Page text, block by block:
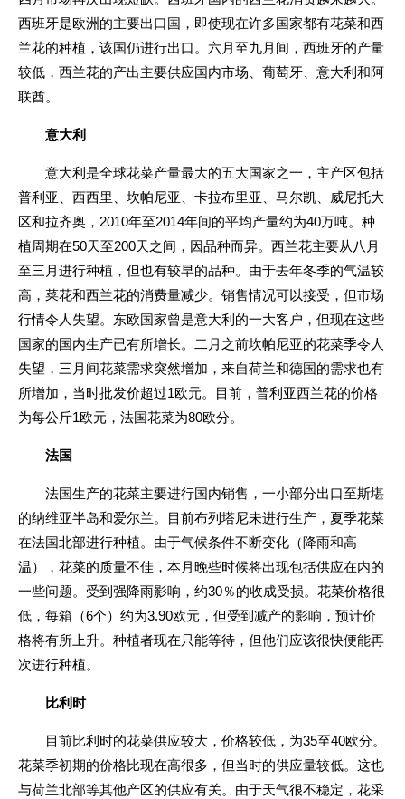
西班牙是欧洲的主要出口国，即使现在许多国家都有花菜和西
兰花的种植，该国仍进行出口。六月至九月间，西班牙的产量
较低，西兰花的产出主要供应国内市场、葡萄牙、意大利和阿
联酋。
意大利
意大利是全球花菜产量最大的五大国家之一，主产区包括
普利亚、西西里、坎帕尼亚、卡拉布里亚、马尔凯、威尼托大
区和拉齐奥， 2010年至2014年间的平均产量约为40万吨。种
植周期在50天至200天之间，因品种而异。西兰花主要从八月
至三月进行种植，但也有较早的品种。由于去年冬季的气温较
高，菜花和西兰花的消费量减少。销售情况可以接受，但市场
行情令人失望。东欧国家曾是意大利的一大客户，但现在这些
国家的国内生产已有所增长。二月之前坎帕尼亚的花菜季令人
失望，三月间花菜需求突然增加，来自荷兰和德国的需求也有
所增加，当时批发价超过1欧元。目前，普利亚西兰花的价格
为每公斤1欧元，法国花菜为80欧分。
法国
法国生产的花菜主要进行国内销售，一小部分出口至斯堪
的纳维亚半岛和爱尔兰。目前布列塔尼未进行生产，夏季花菜
在法国北部进行种植。由于气候条件不断变化（降雨和高
温），花菜的质量不佳，本月晚些时候将出现包括供应在内的
一些问题。受到强降雨影响，约30％的收成受损。花菜价格很
低，每箱（6个）约为3.90欧元，但受到减产的影响，预计价
格将有所上升。种植者现在只能等待，但他们应该很快便能再
次进行种植。
比利时
目前比利时的花菜供应较大，价格较低，为35至40欧分。
花菜季初期的价格比现在高很多，但当时的供应量较低。这也
与荷兰北部等其他产区的供应有关。由于天气很不稳定，花采